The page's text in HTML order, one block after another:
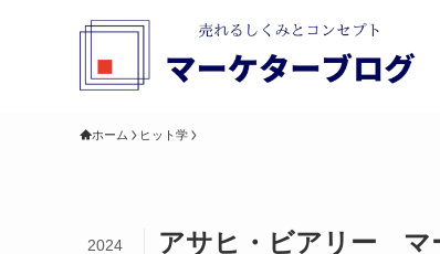
ホーム ヒット学
アサヒ・ビアリー マ
2024